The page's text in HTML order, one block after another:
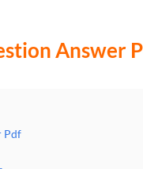
Answer
Pdf